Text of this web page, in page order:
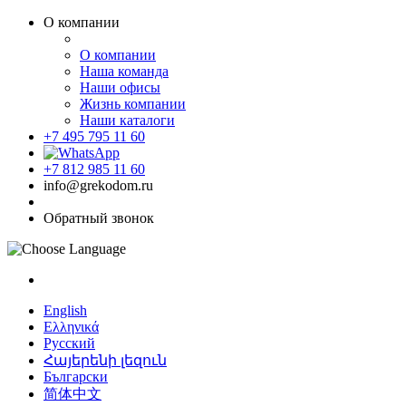
О компании
О компании
Наша команда
Наши офисы
Жизнь компании
Наши каталоги
+7 495 795 11 60
+7 812 985 11 60
info@grekodom.ru
Обратный звонок
English
Ελληνικά
Русский
Հայերենի լեզուն
Български
简体中文